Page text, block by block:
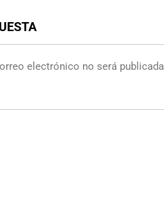
electrónico no será